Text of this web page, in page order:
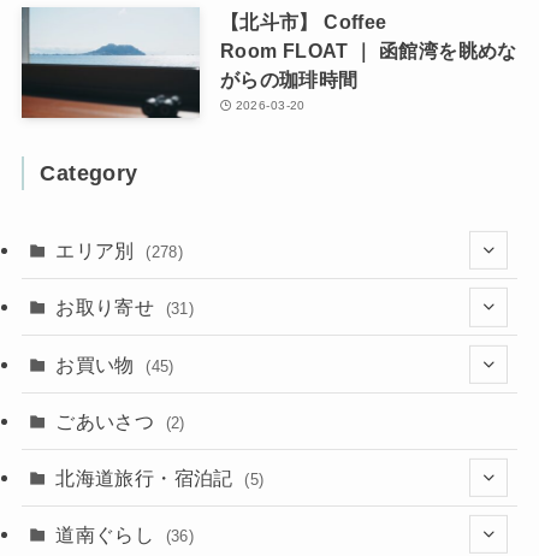
【北斗市】 Coffee
Room FLOAT ｜ 函館湾を眺めな
がらの珈琲時間
2026-03-20
Category
エリア別 (278)
(102)
(2)
(16)
(137)
(78)
お取り寄せ (31)
(4)
お買い物 (45)
(10)
ごあいさつ (2)
北海道旅行・宿泊記 (5)
(5)
道南ぐらし (36)